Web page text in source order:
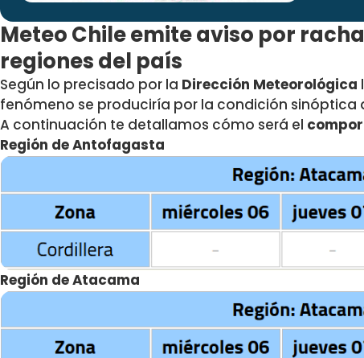
Meteo Chile emite aviso por
regiones del país
Según lo precisado por la Dirección Meteorológica
fenómeno se produciría por la condición sinóptica
A continuación te detallamos cómo será el
Región de Antofagasta
Región de Atacama